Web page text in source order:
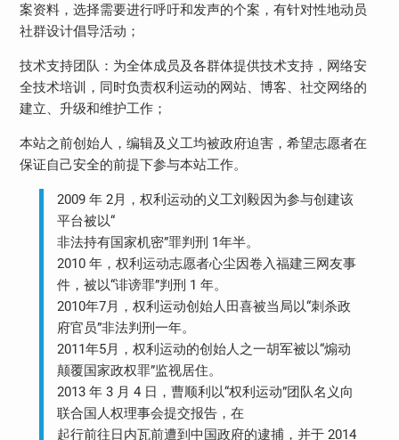
案资料，选择需要进行呼吁和发声的个案，有针对性地动员
社群设计倡导活动；
技术支持团队：为全体成员及各群体提供技术支持，网络安
全技术培训，同时负责权利运动的网站、博客、社交网络的
建立、升级和维护工作；
本站之前创始人，编辑及义工均被政府迫害，希望志愿者在
保证自己安全的前提下参与本站工作。
2009 年 2月，权利运动的义工刘毅因为参与创建该
平台被以“
非法持有国家机密”罪判刑 1年半。
2010 年，权利运动志愿者心尘因卷入福建三网友事
件，被以“诽谤罪”判刑 1 年。
2010年7月，权利运动创始人田喜被当局以“刺杀政
府官员”非法判刑一年。
2011年5月，权利运动的创始人之一胡军被以“煽动
颠覆国家政权罪”监视居住。
2013 年 3 月 4 日，曹顺利以“权利运动”团队名义向
联合国人权理事会提交报告，在
起行前往日内瓦前遭到中国政府的逮捕，并于 2014